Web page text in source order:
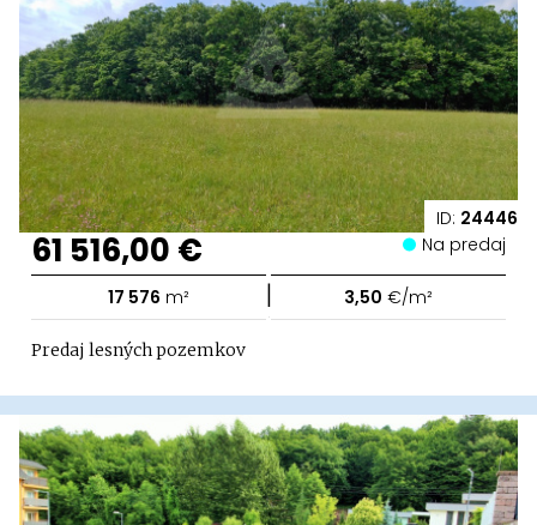
ID: 24446
61 516,00 € Na predaj
17 576 m² | 3,50 €/m²
Predaj lesných pozemkov